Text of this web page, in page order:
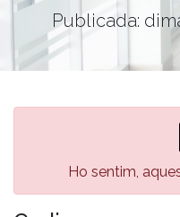
Publicada:
Ho sentim,